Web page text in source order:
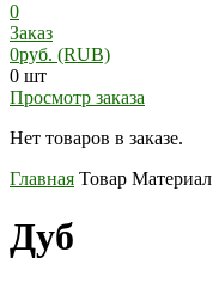
0
Заказ
0руб. (RUB)
0 шт
Просмотр заказа
Нет товаров в заказе.
Главная Товар Материал
Дуб